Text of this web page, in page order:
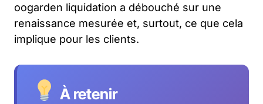
oogarden liquidation a débouché sur une
renaissance mesurée et, surtout, ce que cela
implique pour les clients.
À retenir